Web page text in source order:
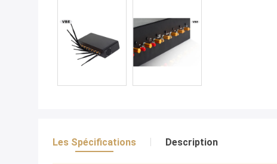
Les Spécifications Description